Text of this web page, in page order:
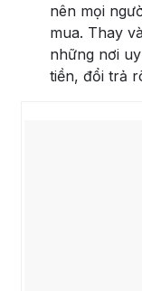
nên mọi
mua. Thay
những nơi
tiền, đổi trả